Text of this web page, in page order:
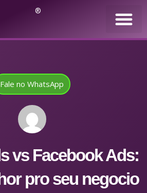
®
Fale no WhatsApp
vs Facebook Ads:
pro seu negocio